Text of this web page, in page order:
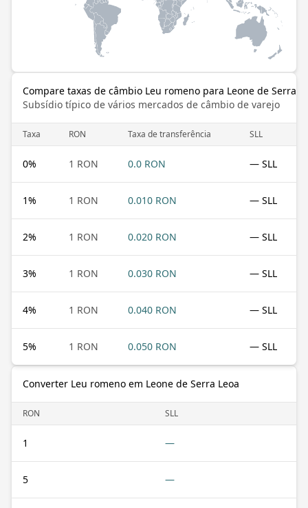
Compare taxas de câmbio Leu romeno para Leone de Serra
Subsídio típico de vários mercados de câmbio de varejo
Taxa RON Taxa de transferência SLL
0% 1 RON 0.0 RON — SLL
1% 1 RON 0.010 RON — SLL
2% 1 RON 0.020 RON — SLL
3% 1 RON 0.030 RON — SLL
4% 1 RON 0.040 RON — SLL
5% 1 RON 0.050 RON — SLL
Converter Leu romeno em Leone de Serra Leoa
RON SLL
1 —
5 —